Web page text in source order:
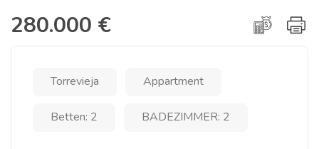
280.000 €
Torrevieja Appartment
Betten: 2 BADEZIMMER: 2